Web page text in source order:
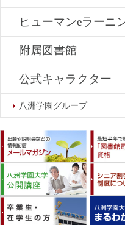
ヒューマンeラーニ
附属図書館
公式キャラクター
八洲学園グループ